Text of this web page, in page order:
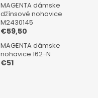
MAGENTA dámske
džínsové nohavice
M2430145
€59,50
MAGENTA dámske
nohavice 162-N
€51